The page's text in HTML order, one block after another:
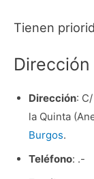
Tienen
Dirección:
la Quinta
Burgos.
Teléfono: .-